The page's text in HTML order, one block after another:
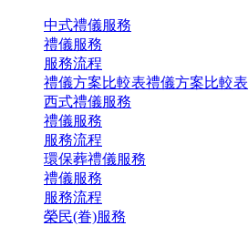
中式禮儀服務
禮儀服務
服務流程
禮儀方案比較表禮儀方案比較表
西式禮儀服務
禮儀服務
服務流程
環保葬禮儀服務
禮儀服務
服務流程
榮民(眷)服務